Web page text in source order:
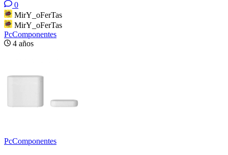
0
MirY_oFerTas
MirY_oFerTas
PcComponentes
4 años
PcComponentes